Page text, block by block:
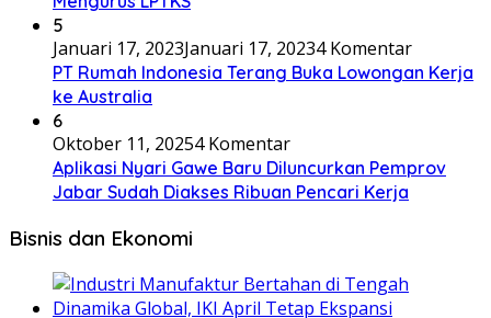
5
Januari 17, 2023Januari 17, 20234 Komentar
PT Rumah Indonesia Terang Buka Lowongan Kerja
ke Australia
6
Oktober 11, 20254 Komentar
Aplikasi Nyari Gawe Baru Diluncurkan Pemprov
Jabar Sudah Diakses Ribuan Pencari Kerja
Bisnis dan Ekonomi